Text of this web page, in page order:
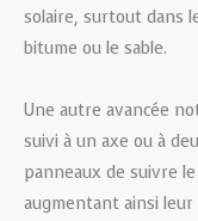
solaire, surtout dans
bitume ou le sable.
Une autre avancée
suivi à un axe ou à
panneaux de suivre
augmentant ainsi